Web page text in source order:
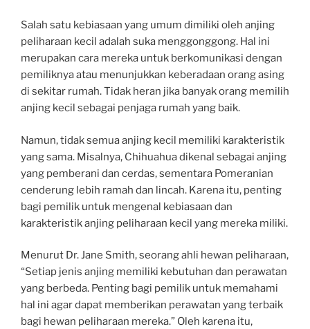
Salah satu kebiasaan yang umum dimiliki oleh anjing
peliharaan kecil adalah suka menggonggong. Hal ini
merupakan cara mereka untuk berkomunikasi dengan
pemiliknya atau menunjukkan keberadaan orang asing
di sekitar rumah. Tidak heran jika banyak orang memilih
anjing kecil sebagai penjaga rumah yang baik.
Namun, tidak semua anjing kecil memiliki karakteristik
yang sama. Misalnya, Chihuahua dikenal sebagai anjing
yang pemberani dan cerdas, sementara Pomeranian
cenderung lebih ramah dan lincah. Karena itu, penting
bagi pemilik untuk mengenal kebiasaan dan
karakteristik anjing peliharaan kecil yang mereka miliki.
Menurut Dr. Jane Smith, seorang ahli hewan peliharaan,
“Setiap jenis anjing memiliki kebutuhan dan perawatan
yang berbeda. Penting bagi pemilik untuk memahami
hal ini agar dapat memberikan perawatan yang terbaik
bagi hewan peliharaan mereka.” Oleh karena itu,